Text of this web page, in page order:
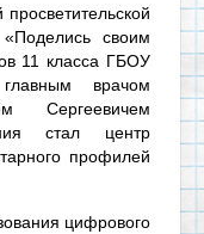
своим
11 класса ГБОУ
врачом
Сергеевичем
стал центр
профилей
цифрового